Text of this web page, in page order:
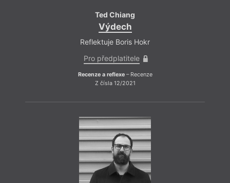
Ted Chiang
Výdech
Reflektuje Boris Hokr
Pro předplatitele
Recenze a reflexe– Recenze
Z čísla 12/2021